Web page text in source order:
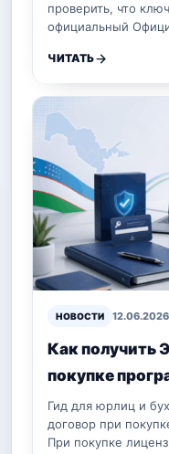
проверить, что
официальный
ЧИТАТЬ
НОВОСТИ 12.06.2026
Как получить
покупке
Гид для юрлиц и
договор при
При покупке